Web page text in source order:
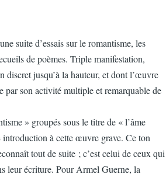
suite d’essais sur le romantisme, les
de poèmes. Triple manifestation,
discret jusqu’à la hauteur, et dont l’œuvre
par son activité multiple et remarquable de
» groupés sous le titre de « l’âme
introduction à cette œuvre grave. Ce ton
tout de suite ; c’est celui de ceux qui
leur écriture. Pour Armel Guerne, la